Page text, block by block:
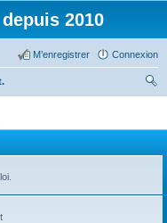
2010
Connexion
M’enregistrer